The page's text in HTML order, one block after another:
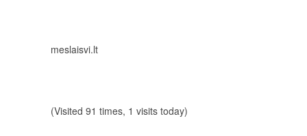
meslaisvi.lt
(Visited 91 times, 1 visits today)